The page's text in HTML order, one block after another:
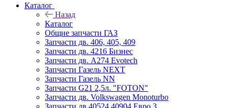
Каталог
Назад
Каталог
Общие запчасти ГАЗ
Запчасти дв. 406, 405, 409
Запчасти дв. 4216 Бизнес
Запчасти дв. A274 Evotech
Запчасти Газель NEXT
Запчасти Газель NN
Запчасти G21 2,5л. "FOTON"
Запчасти дв. Volkswagen Monoturbo
Запчасти дв.40524,40904 Евро 3